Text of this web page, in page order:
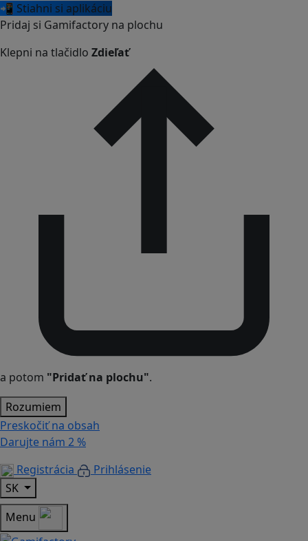
📲 Stiahni si aplikáciu
Pridaj si Gamifactory na plochu
Klepni na tlačidlo Zdieľať
a potom "Pridať na plochu".
Rozumiem
Preskočiť na obsah
Darujte nám 2 %
Registrácia
Prihlásenie
SK
Menu